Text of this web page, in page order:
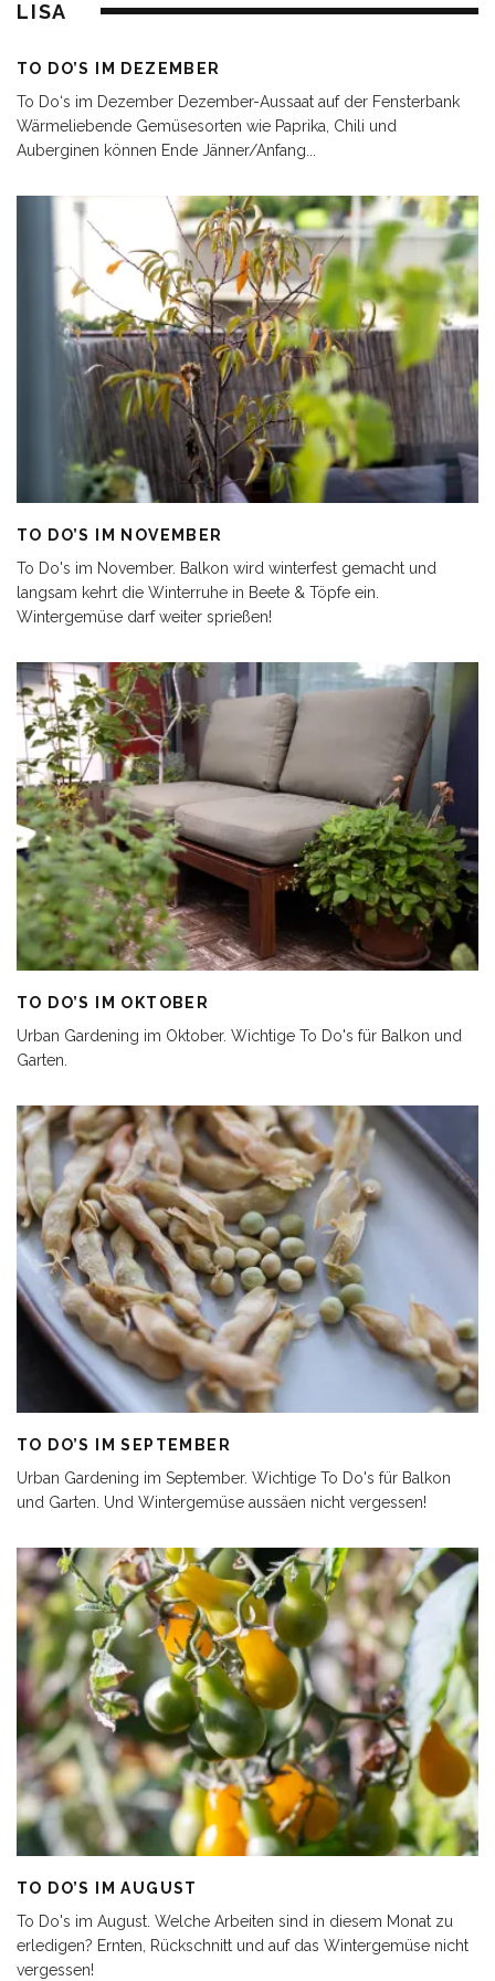
LISA
TO DO’S IM DEZEMBER
To Do‘s im Dezember Dezember-Aussaat auf der Fensterbank
Wärmeliebende Gemüsesorten wie Paprika, Chili und
Auberginen können Ende Jänner/Anfang
TO DO’S IM NOVEMBER
To Do's im November. Balkon wird winterfest gemacht und
langsam kehrt die Winterruhe in Beete & Töpfe ein.
Wintergemüse darf weiter sprießen!
TO DO’S IM OKTOBER
Urban Gardening im Oktober. Wichtige To Do's für Balkon und
Garten.
TO DO’S IM SEPTEMBER
Urban Gardening im September. Wichtige To Do's für Balkon
und Garten. Und Wintergemüse aussäen nicht vergessen!
TO DO’S IM AUGUST
To Do's im August. Welche Arbeiten sind in diesem Monat zu
erledigen? Ernten, Rückschnitt und auf das Wintergemüse nicht
vergessen!